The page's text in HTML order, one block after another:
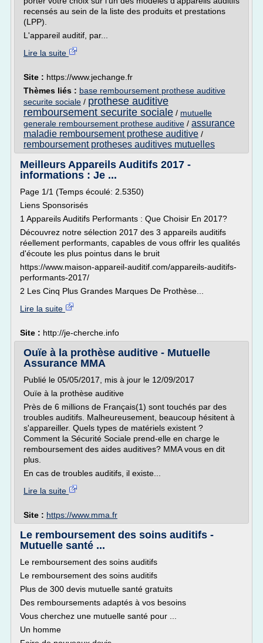
recensés au sein de la liste des produits et prestations
(LPP).
L'appareil auditif, par...
Lire la suite
Site : https://www.jechange.fr
Thèmes liés : base remboursement prothese auditive
securite sociale / prothese auditive
remboursement securite sociale / mutuelle
generale remboursement prothese auditive / assurance
maladie remboursement prothese auditive /
remboursement protheses auditives mutuelles
Meilleurs Appareils Auditifs 2017 -
informations : Je ...
Page 1/1 (Temps écoulé: 2.5350)
Liens Sponsorisés
1 Appareils Auditifs Performants : Que Choisir En 2017?
Découvrez notre sélection 2017 des 3 appareils auditifs
réellement performants, capables de vous offrir les qualités
d'écoute les plus pointus dans le bruit
https://www.maison-appareil-auditif.com/appareils-auditifs-
performants-2017/
2 Les Cinq Plus Grandes Marques De Prothèse...
Lire la suite
Site : http://je-cherche.info
Ouïe à la prothèse auditive - Mutuelle
Assurance MMA
Publié le 05/05/2017, mis à jour le 12/09/2017
Ouïe à la prothèse auditive
Près de 6 millions de Français(1) sont touchés par des
troubles auditifs. Malheureusement, beaucoup hésitent à
s'appareiller. Quels types de matériels existent ?
Comment la Sécurité Sociale prend-elle en charge le
remboursement des aides auditives? MMA vous en dit
plus.
En cas de troubles auditifs, il existe...
Lire la suite
Site : https://www.mma.fr
Le remboursement des soins auditifs -
Mutuelle santé ...
Le remboursement des soins auditifs
Le remboursement des soins auditifs
Plus de 300 devis mutuelle santé gratuits
Des remboursements adaptés à vos besoins
Vous cherchez une mutuelle santé pour ...
Un homme